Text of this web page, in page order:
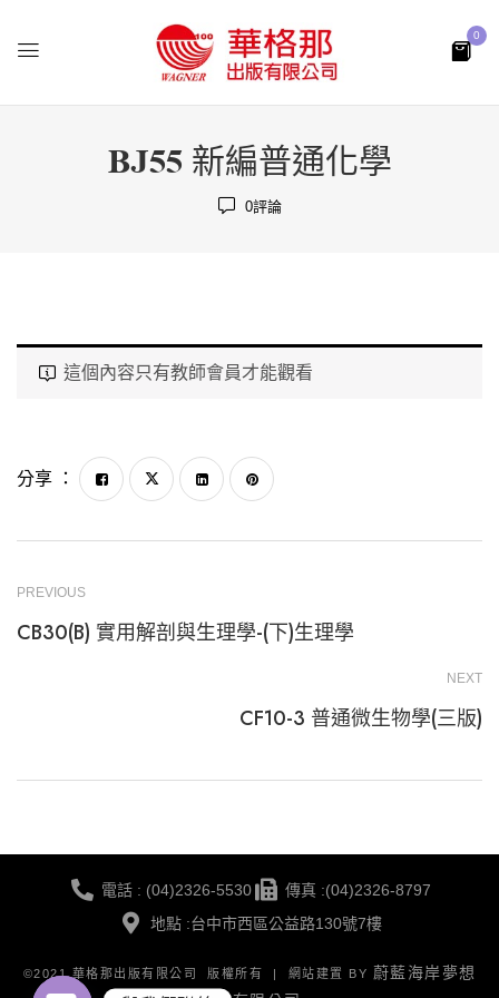
0
BJ55 新編普通化學
0評論
這個內容只有教師會員才能觀看
分享 ：
PREVIOUS
CB30(B) 實用解剖與生理學-(下)生理學
NEXT
CF10-3 普通微生物學(三版)
電話 : (04)2326-5530
傳真 :(04)2326-8797
地點 :台中市西區公益路130號7樓
©2021 華格那出版有限公司 版權所有 | 網站建置 BY 蔚藍海岸夢想